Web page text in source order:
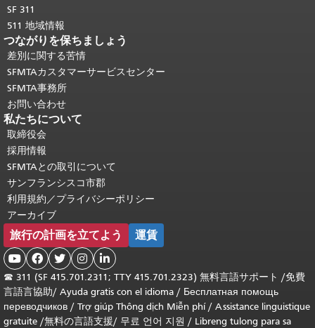
SF 311
511 地域情報
つながりを保ちましょう
差別に関する苦情
SFMTAカスタマーサービスセンター
SFMTA事務所
お問い合わせ
私たちについて
取締役会
採用情報
SFMTAとの取引について
サンフランシスコ市郡
利用規約／プライバシーポリシー
アーカイブ
旅行の計画を立てよう 運賃
    
☎ 311 (SF 415.701.2311; TTY 415.701.2323) 無料言語サポート /免費
言語言協助/ Ayuda gratis con el idioma / Бесплатная помощь
переводчиков / Trợ giúp Thông dịch Miễn phí/ Assistance linguistique
gratuite /無料の言語支援/ 무료 언어 지원 / Libreng tulong para sa